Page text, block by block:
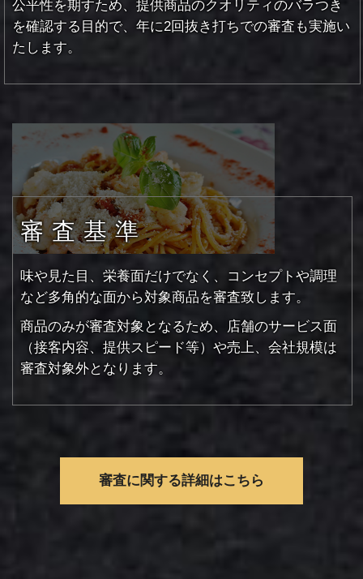
公平性を期すため、提供商品のクオリティのバラつき
を確認する目的で、 年に2回抜き打ちでの審査も実施い
たします。
審査基準
味や見た目、栄養面だけでなく、コンセプトや調理
など多角的な面から対象商品を審査致します。
商品のみが審査対象となるため、店舗のサービス面
（接客内容、提供スピード等）や売上、会社規模は
審査対象外となります。
審査に関する詳細はこちら